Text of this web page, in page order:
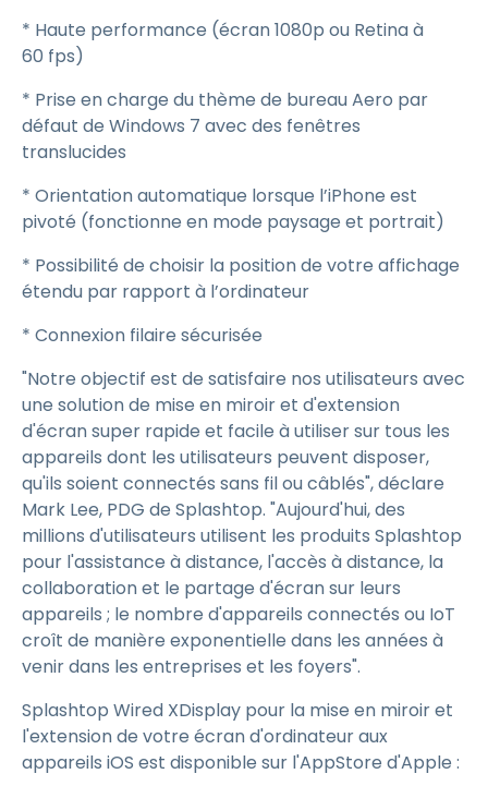
* Haute performance (écran 1080p ou Retina à
60 fps)
* Prise en charge du thème de bureau Aero par
défaut de Windows 7 avec des fenêtres
translucides
* Orientation automatique lorsque l’iPhone est
pivoté (fonctionne en mode paysage et portrait)
* Possibilité de choisir la position de votre affichage
étendu par rapport à l’ordinateur
* Connexion filaire sécurisée
"Notre objectif est de satisfaire nos utilisateurs avec
une solution de mise en miroir et d'extension
d'écran super rapide et facile à utiliser sur tous les
appareils dont les utilisateurs peuvent disposer,
qu'ils soient connectés sans fil ou câblés", déclare
Mark Lee, PDG de Splashtop. "Aujourd'hui, des
millions d'utilisateurs utilisent les produits Splashtop
pour l'assistance à distance, l'accès à distance, la
collaboration et le partage d'écran sur leurs
appareils ; le nombre d'appareils connectés ou IoT
croît de manière exponentielle dans les années à
venir dans les entreprises et les foyers".
Splashtop Wired XDisplay pour la mise en miroir et
l'extension de votre écran d'ordinateur aux
appareils iOS est disponible sur l'AppStore d'Apple :